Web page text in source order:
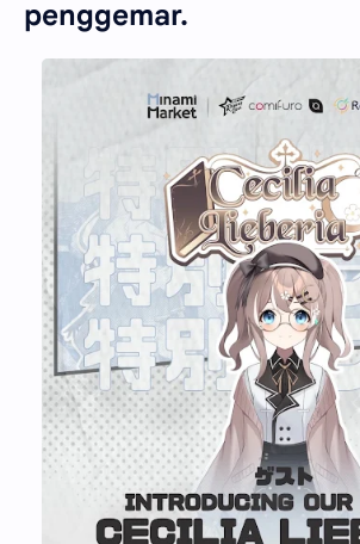
penggemar.